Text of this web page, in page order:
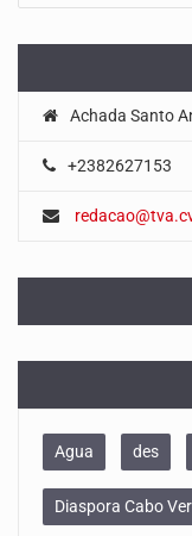
Achada Santo
+2382627153
Agua des
Diaspora Cabo